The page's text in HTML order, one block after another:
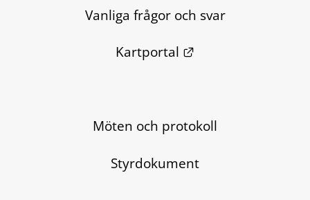
Vanliga frågor och svar
Kartportal
Länk till annan
Möten och protokoll
Styrdokument